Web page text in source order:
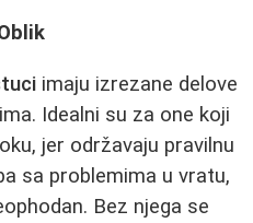
imaju izrezane delove
Idealni su za one koji
jer održavaju pravilnu
sa problemima u vratu,
Bez njega se